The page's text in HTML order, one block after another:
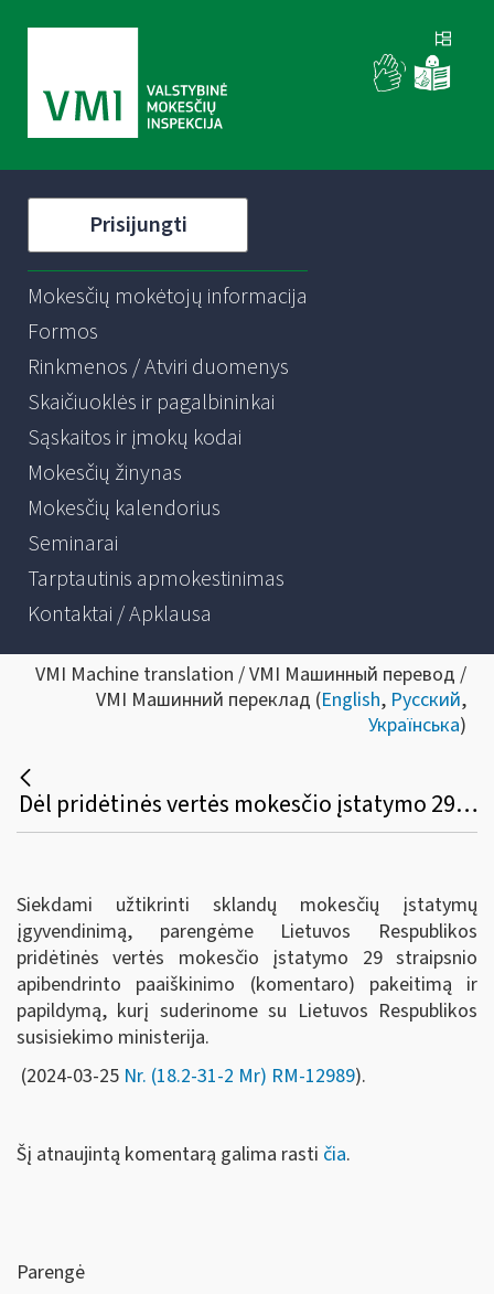
Prisijungti
Mokesčių mokėtojų informacija
Formos
Rinkmenos / Atviri duomenys
Skaičiuoklės ir pagalbininkai
Sąskaitos ir įmokų kodai
Mokesčių žinynas
Mokesčių kalendorius
Seminarai
Tarptautinis apmokestinimas
Kontaktai / Apklausa
VMI Machine translation / VMI Машинный перевод /
VMI Машинний переклад (English, Русский,
Українська)
Dėl pridėtinės vertės mokesčio įstatymo 29 straipsnio apibendrinto paaiškinimo (komentaro) pakeitimo ir papildymo
Siekdami užtikrinti sklandų mokesčių įstatymų
įgyvendinimą, parengėme Lietuvos Respublikos
pridėtinės vertės mokesčio įstatymo 29 straipsnio
apibendrinto paaiškinimo (komentaro) pakeitimą ir
papildymą, kurį suderinome su Lietuvos Respublikos
susisiekimo ministerija.
(2024-03-25 Nr. (18.2-31-2 Mr) RM-12989).
Šį atnaujintą komentarą galima rasti čia.
Parengė